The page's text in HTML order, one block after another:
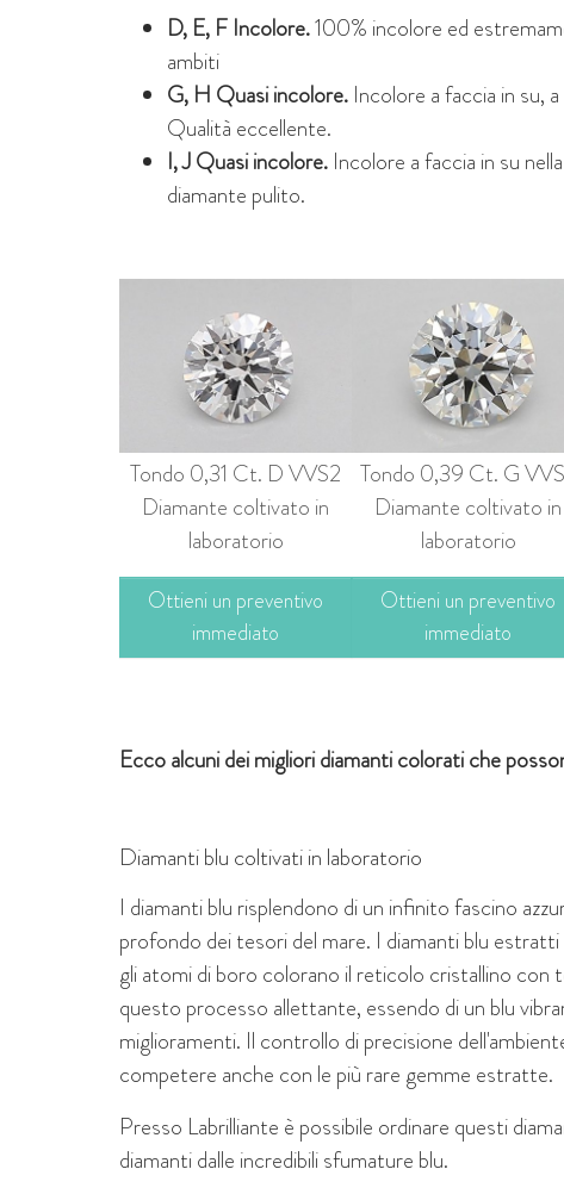
D, E, F Incolore.100% incolore ed
ambiti
G, H Quasi incolore. Incolore a faccia in su,
Qualità eccellente.
I, J Quasi incolore. Incolore a faccia in su
diamante pulito.
Tondo 0,31 Ct. D VVS2
Diamante coltivato in
laboratorio
Ottieni un preventivo
immediato
Tondo 0,39 Ct. G
Diamante coltivato in
laboratorio
Ottieni un preventivo
immediato
Ecco alcuni dei migliori diamanti colorati che
Diamanti blu coltivati in laboratorio
I diamanti blu risplendono di un infinito fascino
profondo dei tesori del mare. I diamanti blu
gli atomi di boro colorano il reticolo cristallino
questo processo allettante, essendo di un blu
miglioramenti. Il controllo di precisione
competere anche con le più rare gemme estratte.
Presso Labrilliante è possibile ordinare questi
diamanti dalle incredibili sfumature blu.